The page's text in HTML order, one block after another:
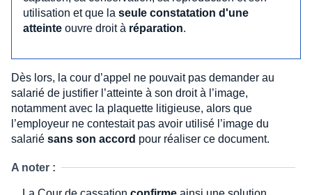
utilisation et que la seule constatation d'une
atteinte ouvre droit à réparation.
Dès lors, la cour d’appel ne pouvait pas demander au
salarié de justifier l’atteinte à son droit à l’image,
notamment avec la plaquette litigieuse, alors que
l’employeur ne contestait pas avoir utilisé l’image du
salarié sans son accord pour réaliser ce document.
A noter :